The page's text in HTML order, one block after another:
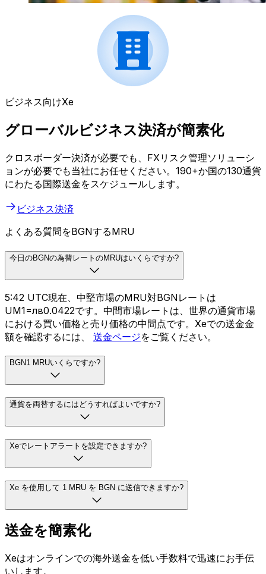
ビジネス向けXe
グローバルビジネス決済が簡素化
クロスボーダー決済が必要でも、FXリスク管理ソリューシ
ョンが必要でも当社にお任せください。190+か国の130通貨
にわたる国際送金をスケジュールします。
ビジネス決済
よくある質問をBGNするMRU
今日のBGNの為替レートのMRUはいくらですか?
5:42 UTC現在、中堅市場のMRU対BGNレートは
UM1=лв0.0422です。中間市場レートは、世界の通貨市場
における買い価格と売り価格の中間点です。Xeでの送金金
額を確認するには、 送金ページをご覧ください。
BGN1 MRUいくらですか?
通貨を両替するにはどうすればよいですか?
Xeでレートアラートを設定できますか?
Xe を使用して 1 MRU を BGN に送信できますか?
送金を簡素化
Xeはオンラインでの海外送金を低い手数料で迅速にお手伝
いします。